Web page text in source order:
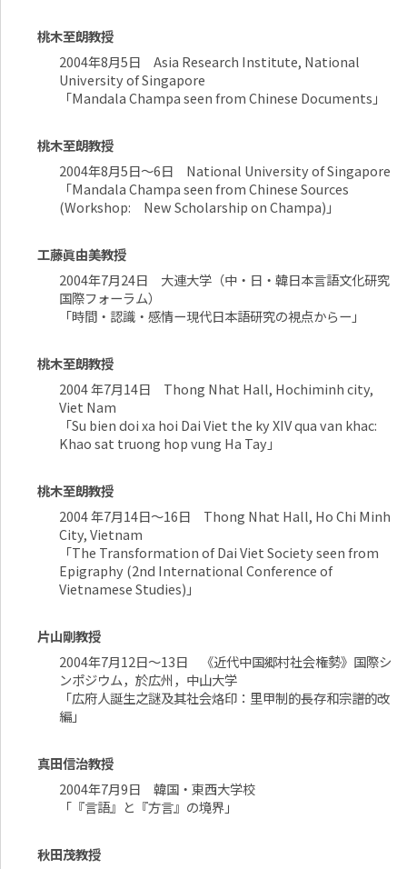
桃木至朗教授
2004年8月5日 Asia Research Institute, National
University of Singapore
「Mandala Champa seen from Chinese Documents」
桃木至朗教授
2004年8月5日～6日 National University of Singapore
「Mandala Champa seen from Chinese Sources
(Workshop: New Scholarship on Champa)」
工藤眞由美教授
2004年7月24日 大連大学（中・日・韓日本言語文化研究
国際フォーラム）
「時間・認識・感情ー現代日本語研究の視点からー」
桃木至朗教授
2004 年7月14日 Thong Nhat Hall, Hochiminh city,
Viet Nam
「Su bien doi xa hoi Dai Viet the ky XIV qua van khac:
Khao sat truong hop vung Ha Tay」
桃木至朗教授
2004 年7月14日～16日 Thong Nhat Hall, Ho Chi Minh
City, Vietnam
「The Transformation of Dai Viet Society seen from
Epigraphy (2nd International Conference of
Vietnamese Studies)」
片山剛教授
2004年7月12日～13日 《近代中国郷村社会権勢》国際シ
ンポジウム，於広州，中山大学
「広府人誕生之謎及其社会烙印：里甲制的長存和宗譜的改
編」
真田信治教授
2004年7月9日 韓国・東西大学校
「『言語』と『方言』の境界」
秋田茂教授